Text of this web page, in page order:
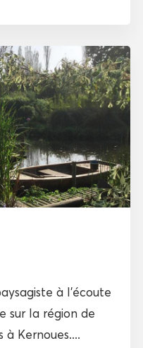
à l’écoute
sur la région de
à Kernoues....